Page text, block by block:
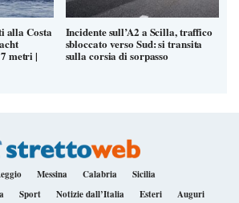
alla Costa
metri |
Incidente sull’A2 a Scilla, traffico
sbloccato verso Sud: si transita
sulla corsia di sorpasso
Messina Calabria
Sicilia
Sport Notizie dall’Italia Esteri Auguri